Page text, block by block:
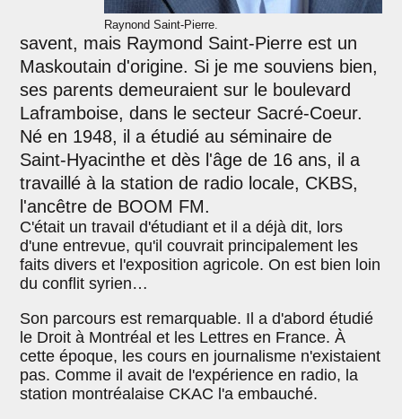
Raynond Saint-Pierre.
savent, mais Raymond Saint-Pierre est un
Maskoutain d'origine. Si je me souviens bien,
ses parents demeuraient sur le boulevard
Laframboise, dans le secteur Sacré-Coeur.
Né en 1948, il a étudié au séminaire de
Saint-Hyacinthe et dès l'âge de 16 ans, il a
travaillé à la station de radio locale, CKBS,
l'ancêtre de BOOM FM.
C'était un travail d'étudiant et il a déjà dit, lors
d'une entrevue, qu'il couvrait principalement les
faits divers et l'exposition agricole. On est bien loin
du conflit syrien…
Son parcours est remarquable. Il a d'abord étudié
le Droit à Montréal et les Lettres en France. À
cette époque, les cours en journalisme n'existaient
pas. Comme il avait de l'expérience en radio, la
station montréalaise CKAC l'a embauché.